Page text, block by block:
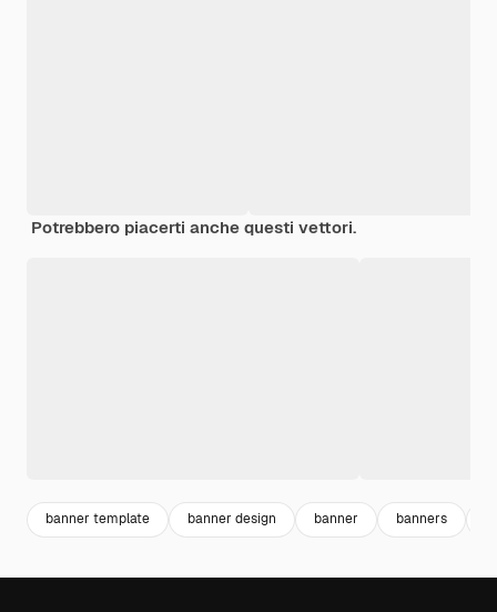
Potrebbero piacerti anche questi vettori.
banner template banner design banner banners